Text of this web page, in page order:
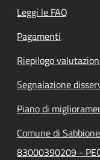
Leggi le FAQ
Pagamenti
Riepilogo
Segnalazione
Piano di
Comune di
83000390209 -